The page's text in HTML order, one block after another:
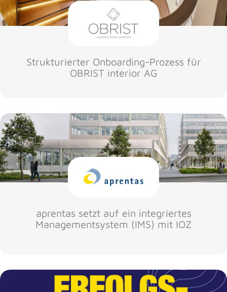
Strukturierter Onboarding-Prozess für
OBRIST interior AG
aprentas setzt auf ein integriertes
Managementsystem (IMS) mit IOZ